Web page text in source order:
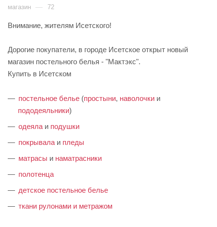
магазин — 72
Внимание, жителям Исетского!
Дорогие покупатели, в городе Исетское открыт новый
магазин постельного белья - "Мактэкс".
Купить в Исетском
постельное белье (простыни, наволочки и
пододеяльники)
одеяла и подушки
покрывала и пледы
матрасы и наматрасники
полотенца
детское постельное белье
ткани рулонами и метражом